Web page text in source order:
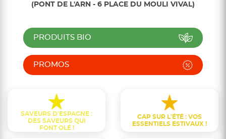
(PONT DE L'ARN - 6 PLACE DU MOULI VIVAL)
PRODUITS BIO
PROMOS
SAVEURS D'ESPAGNE :
DES SAVEURS QUI
FONT OLÉ !
CAP SUR L'ÉTÉ : VOS
ESSENTIELS ESTIVAUX !